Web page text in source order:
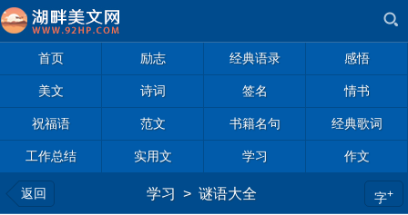
首页 励志 经典语录 感悟
美文 诗词 签名 情书
祝福语 范文 书籍名句 经典歌词
工作总结 实用文 学习 作文
返回 学习 > 谜语大全 字+